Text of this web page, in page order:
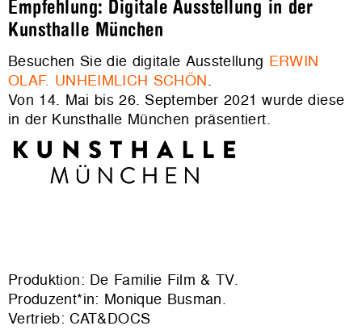
Empfehlung: Digitale Ausstellung in der
Kunsthalle München
Besuchen Sie die digitale Ausstellung ERWIN
OLAF. UNHEIMLICH SCHÖN.
Von 14. Mai bis 26. September 2021 wurde diese
in der Kunsthalle München präsentiert.
Produktion: De Familie Film & TV.
Produzent*in: Monique Busman.
Vertrieb: CAT&DOCS